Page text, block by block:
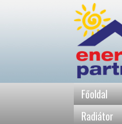
Főoldal
Radiátor